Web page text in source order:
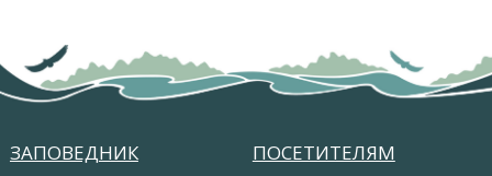
ЗАПОВЕДНИК ПОСЕТИТЕЛЯМ